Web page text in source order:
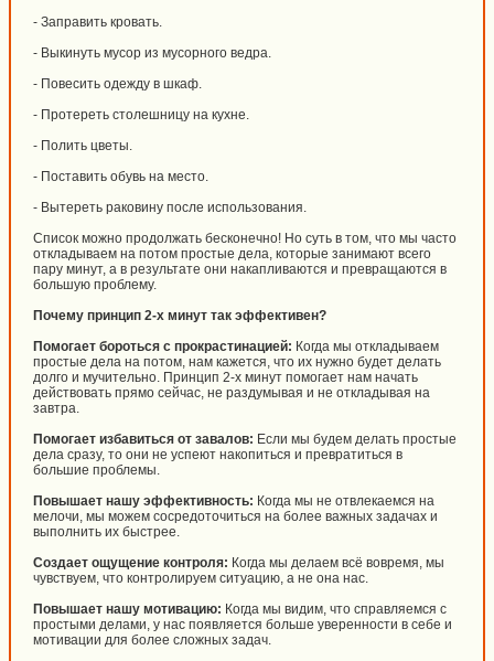
- Заправить кровать.
- Выкинуть мусор из мусорного ведра.
- Повесить одежду в шкаф.
- Протереть столешницу на кухне.
- Полить цветы.
- Поставить обувь на место.
- Вытереть раковину после использования.
Список можно продолжать бесконечно! Но суть в том, что мы часто
откладываем на потом простые дела, которые занимают всего
пару минут, а в результате они накапливаются и превращаются в
большую проблему.
Почему принцип 2-х минут так эффективен?
Помогает бороться с прокрастинацией: Когда мы откладываем
простые дела на потом, нам кажется, что их нужно будет делать
долго и мучительно. Принцип 2-х минут помогает нам начать
действовать прямо сейчас, не раздумывая и не откладывая на
завтра.
Помогает избавиться от завалов: Если мы будем делать простые
дела сразу, то они не успеют накопиться и превратиться в
большие проблемы.
Повышает нашу эффективность: Когда мы не отвлекаемся на
мелочи, мы можем сосредоточиться на более важных задачах и
выполнить их быстрее.
Создает ощущение контроля: Когда мы делаем всё вовремя, мы
чувствуем, что контролируем ситуацию, а не она нас.
Повышает нашу мотивацию: Когда мы видим, что справляемся с
простыми делами, у нас появляется больше уверенности в себе и
мотивации для более сложных задач.